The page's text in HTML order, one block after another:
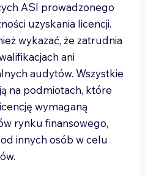
ASI prowadzonego
uzyskania licencji.
wykazać, że zatrudnia
ani
audytów. Wszystkie
na podmiotach, które
wymaganą
rynku finansowego,
innych osób w celu